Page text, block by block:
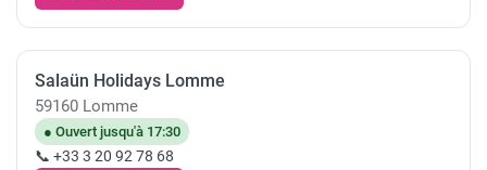
Salaün Holidays Lomme
59160 Lomme
● Ouvert jusqu'à 17:30
📞 +33 3 20 92 78 68